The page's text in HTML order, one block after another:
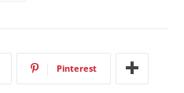
Pinterest